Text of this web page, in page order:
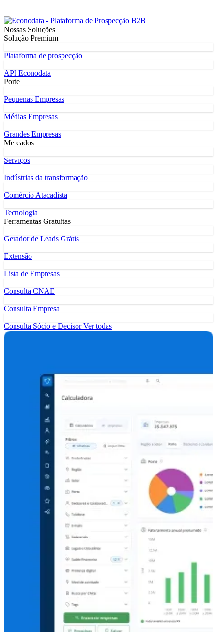
Nossas Soluções
Solução Premium
Plataforma de prospecção
API Econodata
Porte
Pequenas Empresas
Médias Empresas
Grandes Empresas
Mercados
Serviços
Indústrias da transformação
Comércio Atacadista
Tecnologia
Ferramentas Gratuitas
Gerador de Leads Grátis
Extensão
Lista de Empresas
Consulta CNAE
Consulta Empresa
Consulta Sócio e DecisorVer todas